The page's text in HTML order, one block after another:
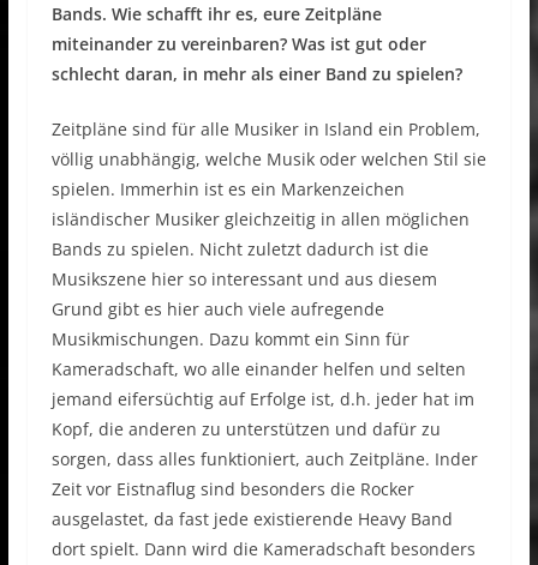
Bands. Wie schafft ihr es, eure Zeitpläne
miteinander zu vereinbaren? Was ist gut oder
schlecht daran, in mehr als einer Band zu spielen?
Zeitpläne sind für alle Musiker in Island ein Problem,
völlig unabhängig, welche Musik oder welchen Stil sie
spielen. Immerhin ist es ein Markenzeichen
isländischer Musiker gleichzeitig in allen möglichen
Bands zu spielen. Nicht zuletzt dadurch ist die
Musikszene hier so interessant und aus diesem
Grund gibt es hier auch viele aufregende
Musikmischungen. Dazu kommt ein Sinn für
Kameradschaft, wo alle einander helfen und selten
jemand eifersüchtig auf Erfolge ist, d.h. jeder hat im
Kopf, die anderen zu unterstützen und dafür zu
sorgen, dass alles funktioniert, auch Zeitpläne. Inder
Zeit vor Eistnaflug sind besonders die Rocker
ausgelastet, da fast jede existierende Heavy Band
dort spielt. Dann wird die Kameradschaft besonders